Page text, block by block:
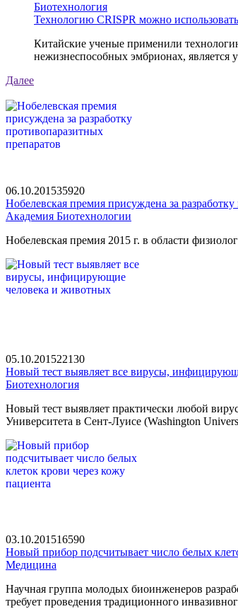
Биотехнология
Технологию CRISPR можно
Китайские ученые применили
нежизнеспособных эмбрионах, является
Далее
06.10.201535920
Нобелевская премия присуждена за
Академия Биотехнологии
Нобелевская премия 2015 г. в области
05.10.201522130
Новый тест выявляет все вирусы,
Биотехнология
Новый тест выявляет практически любой
Университета в Сент-Луисе (Washington
03.10.201516590
Новый прибор подсчитывает число белых
Медицина
Научная группа молодых биоинженеров
требует проведения традиционного